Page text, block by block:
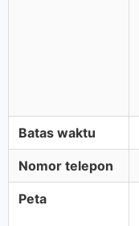
Batas waktu
Nomor telepon
Peta